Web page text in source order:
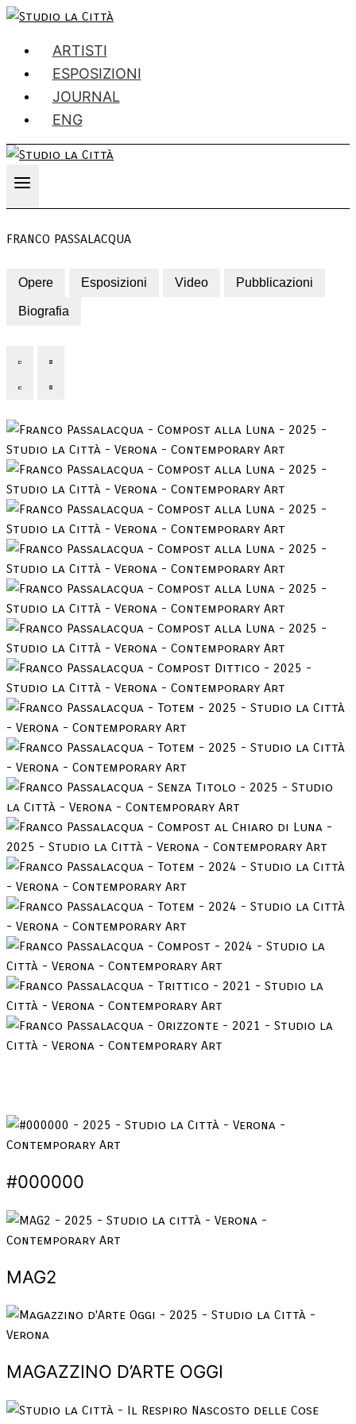
ARTISTI
ESPOSIZIONI
JOURNAL
ENG
FRANCO PASSALACQUA
Opere Esposizioni Video Pubblicazioni
Biografia
#000000
MAG2
MAGAZZINO D’ARTE OGGI